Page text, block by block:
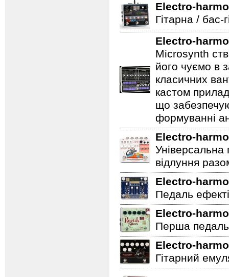
Electro-
Гітарна / бас-
Electro-
Microsynth
його чуємо в
класичних
кастом
що
формуванні
Electro-
Універсальна
відлуння
Electro-
Педаль
Electro-
Перша
Electro-
Гітарний